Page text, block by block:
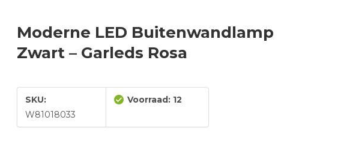
Moderne LED Buitenwandlamp
Zwart – Garleds Rosa
SKU:
W81018033
Voorraad: 12